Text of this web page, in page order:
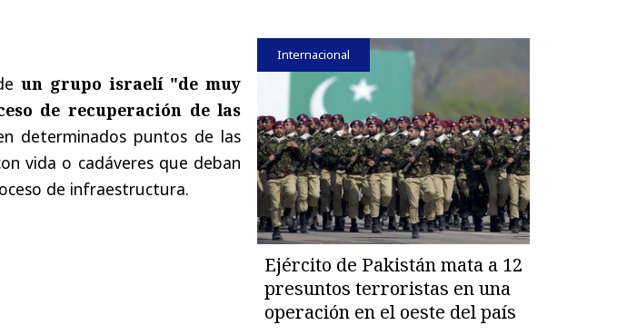
un grupo israelí "de muy
de recuperación de las
determinados puntos de las
vida o cadáveres que deban
de infraestructura.
Internacional
Ejército de Pakistán mata a 12
presuntos terroristas en una
operación en el oeste del país